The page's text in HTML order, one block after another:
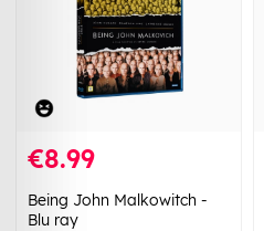
€8.99
Being John Malkowitch -
Blu ray